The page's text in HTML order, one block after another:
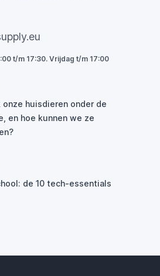
t/m 17:30. Vrijdag t/m 17:00
onze huisdieren onder de
en hoe kunnen we ze
de 10 tech-essentials